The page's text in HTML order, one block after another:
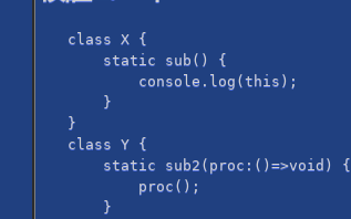
class X {
static sub() {
console.log(this);
}
}
class Y {
static sub2(proc:()=>void) {
proc();
}